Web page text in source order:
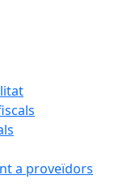
a proveïdors